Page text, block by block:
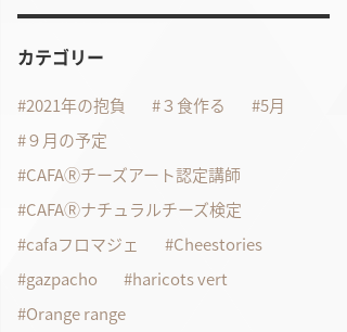
カテゴリー
2021年の抱負 ３食作る
5月
９月の予定
CAFAⓇチーズアート認定講師
CAFAⓇナチュラルチーズ検定
cafaフロマジェ
Cheestories
gazpacho
haricots vert
Orange range